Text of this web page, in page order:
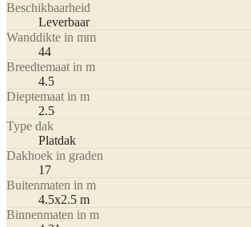
Beschikbaarheid
Leverbaar
Wanddikte in mm
44
Breedtemaat in m
4.5
Dieptemaat in m
2.5
Type dak
Platdak
Dakhoek in graden
17
Buitenmaten in m
4.5x2.5 m
Binnenmaten in m